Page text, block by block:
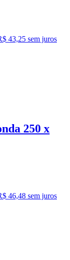
43,25 sem juros
250 x
46,48 sem juros